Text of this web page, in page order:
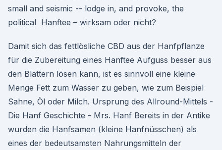
small and seismic -- lodge in, and provoke, the
political Hanftee – wirksam oder nicht?
Damit sich das fettlösliche CBD aus der Hanfpflanze
für die Zubereitung eines Hanftee Aufguss besser aus
den Blättern lösen kann, ist es sinnvoll eine kleine
Menge Fett zum Wasser zu geben, wie zum Beispiel
Sahne, Öl oder Milch. Ursprung des Allround-Mittels -
Die Hanf Geschichte - Mrs. Hanf Bereits in der Antike
wurden die Hanfsamen (kleine Hanfnüsschen) als
eines der bedeutsamsten Nahrungsmitteln der